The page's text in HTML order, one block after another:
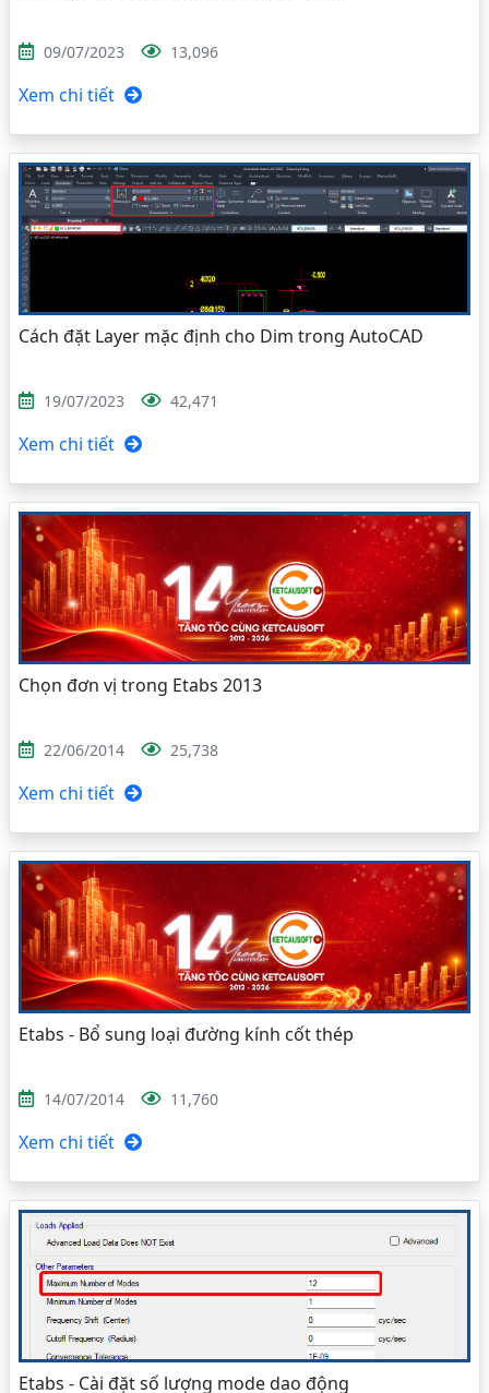
09/07/2023 13,096
Xem chi tiết
Cách đặt Layer mặc định cho Dim trong AutoCAD
19/07/2023 42,471
Xem chi tiết
Chọn đơn vị trong Etabs 2013
22/06/2014 25,738
Xem chi tiết
Etabs - Bổ sung loại đường kính cốt thép
14/07/2014 11,760
Xem chi tiết
Etabs - Cài đặt số lượng mode dao động